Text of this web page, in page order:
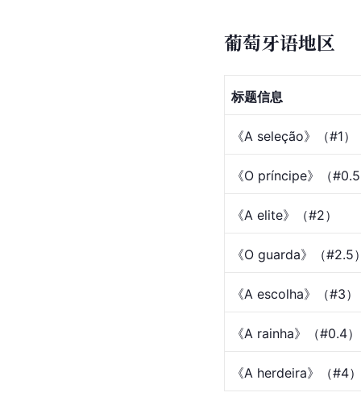
葡萄牙语地区
标题信息
《A seleção》（#1）
《O príncipe》（
《A elite》（#2）
《O guarda》（#2.5
《A escolha》（#3）
《A rainha》（#0.4）
《A herdeira》（#4）